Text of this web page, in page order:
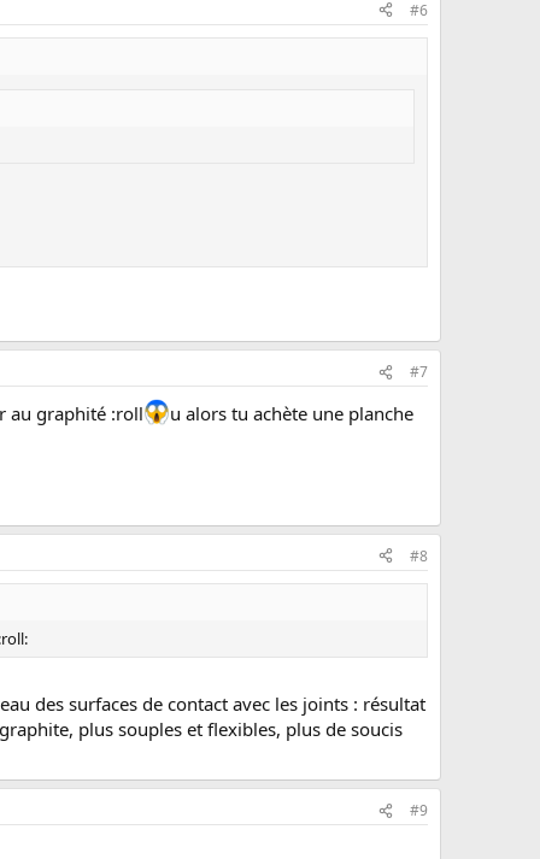
#6
#7
au graphité :roll
u alors tu achète une planche
#8
des surfaces de contact avec les joints : résultat
plus souples et flexibles, plus de soucis
#9